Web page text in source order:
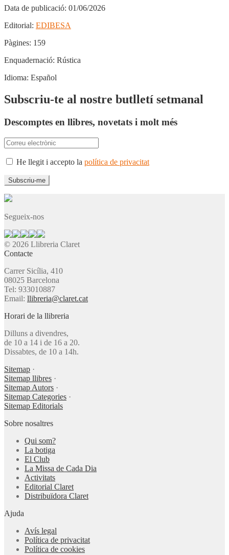
Data de publicació: 01/06/2026
Editorial: EDIBESA
Pàgines: 159
Enquadernació: Rústica
Idioma: Español
Subscriu-te al nostre butlletí setmanal
Descomptes en llibres, novetats i molt més
He llegit i accepto la política de privacitat
Segueix-nos
© 2026 Llibreria Claret
Contacte
Carrer Sicília, 410
08025 Barcelona
Tel: 933010887
Email: llibreria@claret.cat
Horari de la llibreria
Dilluns a divendres,
de 10 a 14 i de 16 a 20.
Dissabtes, de 10 a 14h.
Sitemap ·
Sitemap llibres ·
Sitemap Autors ·
Sitemap Categories ·
Sitemap Editorials
Sobre nosaltres
Qui som?
La botiga
El Club
La Missa de Cada Dia
Activitats
Editorial Claret
Distribuïdora Claret
Ajuda
Avís legal
Política de privacitat
Política de cookies